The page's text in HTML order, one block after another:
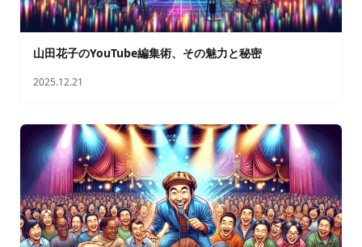
山田花子のYouTube編集術、その魅力と秘密
2025.12.21